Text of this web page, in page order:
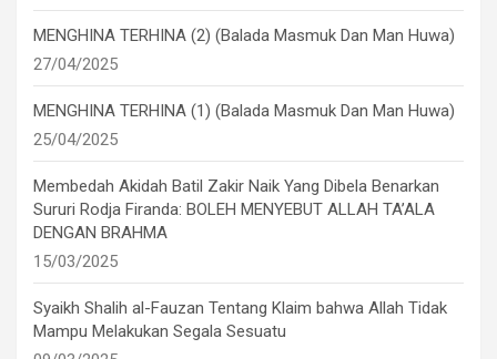
MENGHINA TERHINA (2) (Balada Masmuk Dan Man Huwa)
27/04/2025
MENGHINA TERHINA (1) (Balada Masmuk Dan Man Huwa)
25/04/2025
Membedah Akidah Batil Zakir Naik Yang Dibela Benarkan
Sururi Rodja Firanda: BOLEH MENYEBUT ALLAH TA’ALA
DENGAN BRAHMA
15/03/2025
Syaikh Shalih al-Fauzan Tentang Klaim bahwa Allah Tidak
Mampu Melakukan Segala Sesuatu